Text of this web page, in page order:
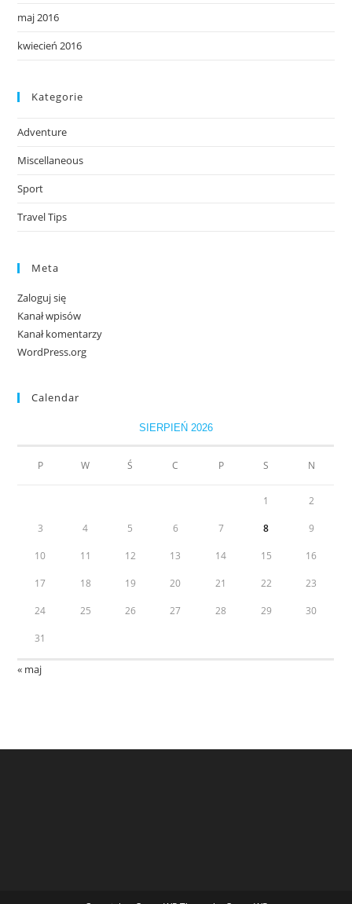
maj 2016
kwiecień 2016
Kategorie
Adventure
Miscellaneous
Sport
Travel Tips
Meta
Zaloguj się
Kanał wpisów
Kanał komentarzy
WordPress.org
Calendar
SIERPIEŃ 2026
P W Ś C P S N
1 2
3 4 5 6 7 8 9
10 11 12 13 14 15 16
17 18 19 20 21 22 23
24 25 26 27 28 29 30
31
« maj